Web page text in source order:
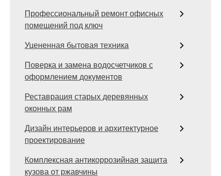
Профессиональный ремонт офисных
помещений под ключ
Уцененная бытовая техника
Поверка и замена водосчетчиков с
оформлением документов
Реставрация старых деревянных
оконных рам
Дизайн интерьеров и архитектурное
проектирование
Комплексная антикоррозийная защита
кузова от ржавчины